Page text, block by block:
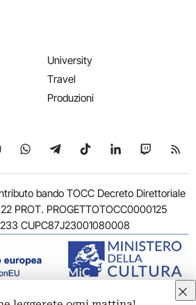
University
Travel
Produzioni
X su YouTube
Seguici su WhatsApp
Seguici su Telegram
Seguici su TikTok
Seguici su
Seguici
bando TOCC Decreto Direttoriale
PROT. PROGETTOTOCC0000125
CUPC87J23001080008